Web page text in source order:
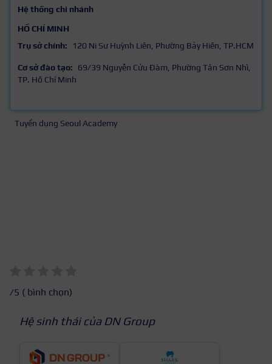
Hệ thống chi nhánh
HỒ CHÍ MINH
Trụ sở chính:
120 Ni Sư Huỳnh Liên, Phường Bảy Hiền, TP.HCM
Cơ sở đào tạo:
69/39 Nguyễn Cửu Đàm, Phường Tân Sơn Nhì,
TP. Hồ Chí Minh
Tuyển dụng Seoul Academy
/5 ( bình chọn)
Hệ sinh thái của DN Group